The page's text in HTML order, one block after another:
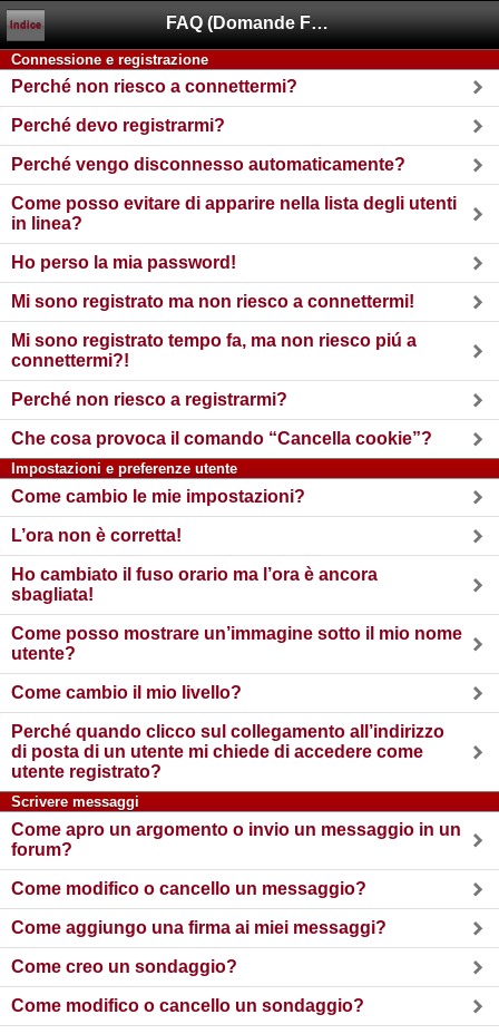
FAQ (Domande Frequenti)
Indice
Connessione e registrazione
Perché non riesco a connettermi?
Perché devo registrarmi?
Perché vengo disconnesso automaticamente?
Come posso evitare di apparire nella lista degli utenti
in linea?
Ho perso la mia password!
Mi sono registrato ma non riesco a connettermi!
Mi sono registrato tempo fa, ma non riesco piú a
connettermi?!
Perché non riesco a registrarmi?
Che cosa provoca il comando “Cancella cookie”?
Impostazioni e preferenze utente
Come cambio le mie impostazioni?
L’ora non è corretta!
Ho cambiato il fuso orario ma l’ora è ancora
sbagliata!
Come posso mostrare un’immagine sotto il mio nome
utente?
Come cambio il mio livello?
Perché quando clicco sul collegamento all’indirizzo
di posta di un utente mi chiede di accedere come
utente registrato?
Scrivere messaggi
Come apro un argomento o invio un messaggio in un
forum?
Come modifico o cancello un messaggio?
Come aggiungo una firma ai miei messaggi?
Come creo un sondaggio?
Come modifico o cancello un sondaggio?